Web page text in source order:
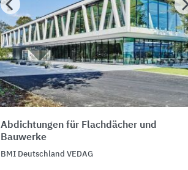
Abdichtungen für Flachdächer und
Bauwerke
BMI Deutschland VEDAG